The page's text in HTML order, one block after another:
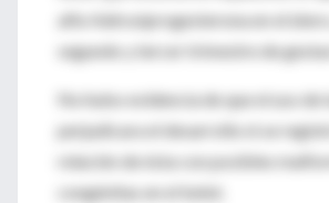
alfa-hidroxiprogesterona en el
segundo y tercer trimestre de
No hubo evidencia de que el uso de
perjudicara el desarrollo ni se
relación de ésta con posibles
congénitas en el bebé.